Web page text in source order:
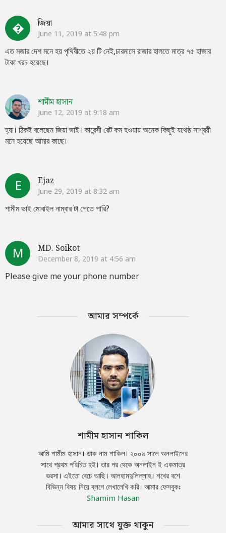
� জিয়া
June 11, 2019 at 5:48 pm
এত মজার দেশ মনে হয় পৃথিবীতে ২য় টি নেই,চারমাসে রাজার হালতে মাত্র ৭৫ হাজার
টাকা খরচ হয়েছে।
শামীম হাসান
June 12, 2019 at 9:18 am
হ্যা। ঠিকই বলেছেন জিয়া ভাই। কারেন্সী রেট কম হওয়ায় অনেক কিছুই যথেষ্ঠ সাশ্রয়ী
মনে হয়েছে আমার কাছে।
E Ejaz
June 29, 2019 at 8:32 am
শামীম ভাই মোবাইল নাম্বার টা পেতে পারি?
M MD. Soikot
December 8, 2019 at 4:56 am
Please give me your phone number
আমার সম্পর্কে
শামীম হাসান শাকিল
আমি শামীম হাসান। ডাক নাম শাকিল। ২০০৯ সালে অনলাইনের
সাথে প্রথম পরিচিত হই। তার পর থেকে অনলাইন ই একমাত্র
ভরসা। এইতো বেচে আছি। আলহামদুলিল্লাহ। শখের বশে
বিভিন্ন বিষয় নিয়ে ব্লগে লেখালেখি করি। আমার ফেসবুকঃ
Shamim Hasan
আমার সাথে যুক্ত থাকুন